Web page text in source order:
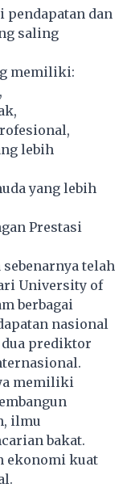
pendapatan dan
saling
memiliki:
lebih
yang lebih
Prestasi
telah
University of
berbagai
nasional
prediktor
memiliki
ilmu
bakat.
ekonomi kuat